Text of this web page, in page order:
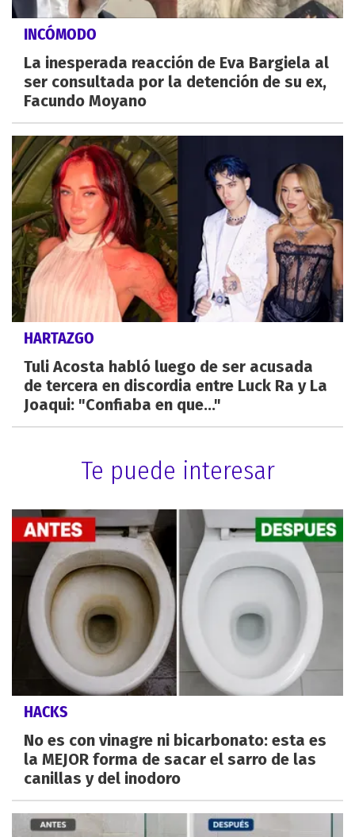
INCÓMODO
La inesperada reacción de Eva Bargiela al
ser consultada por la detención de su ex,
Facundo Moyano
HARTAZGO
Tuli Acosta habló luego de ser acusada
de tercera en discordia entre Luck Ra y La
Joaqui: "Confiaba en que..."
Te puede interesar
HACKS
No es con vinagre ni bicarbonato: esta es
la MEJOR forma de sacar el sarro de las
canillas y del inodoro